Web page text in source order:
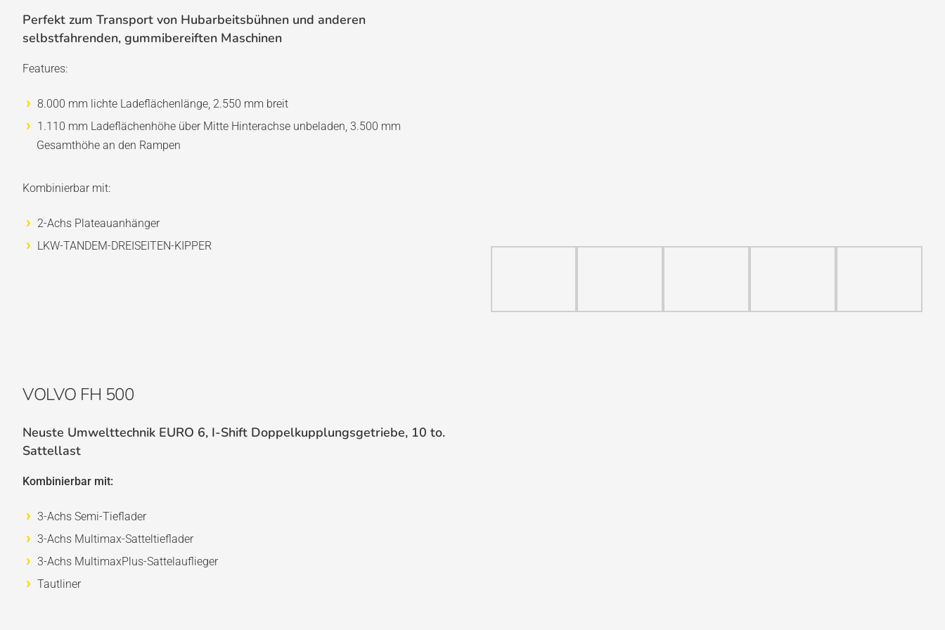
Perfekt zum Transport von Hubarbeitsbühnen und anderen
selbstfahrenden, gummibereiften Maschinen
Features:
8.000 mm lichte Ladeflächenlänge, 2.550 mm breit
1.110 mm Ladeflächenhöhe über Mitte Hinterachse unbeladen, 3.500 mm
Gesamthöhe an den Rampen
Kombinierbar mit:
2-Achs Plateauanhänger
LKW-TANDEM-DREISEITEN-KIPPER
VOLVO FH 500
Neuste Umwelttechnik EURO 6, I-Shift Doppelkupplungsgetriebe, 10 to.
Sattellast
Kombinierbar mit:
3-Achs Semi-Tieflader
3-Achs Multimax-Satteltieflader
3-Achs MultimaxPlus-Sattelauflieger
Tautliner